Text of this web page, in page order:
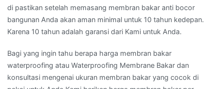
di pastikan setelah memasang membran bakar anti bocor
bangunan Anda akan aman minimal untuk 10 tahun kedepan.
Karena 10 tahun adalah garansi dari Kami untuk Anda.
Bagi yang ingin tahu berapa harga membran bakar
waterproofing atau Waterproofing Membrane Bakar dan
konsultasi mengenai ukuran membran bakar yang cocok di